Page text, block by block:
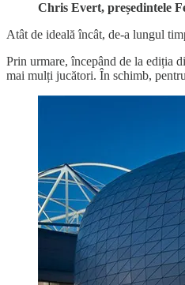
Chris Evert, președintele
Atât de ideală încât, de-a lungul
Prin urmare, începând de la ediția
mai mulți jucători. În schimb,